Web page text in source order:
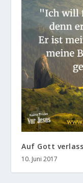
Auf Gott
10. Juni 2017